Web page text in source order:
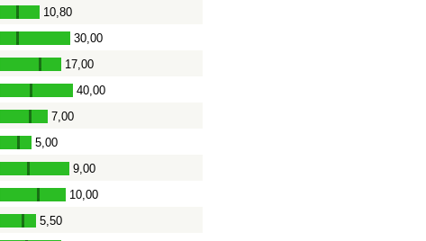
- 10,80
- 30,00
- 17,00
- 40,00
- 7,00
- 5,00
- 9,00
- 10,00
- 5,50